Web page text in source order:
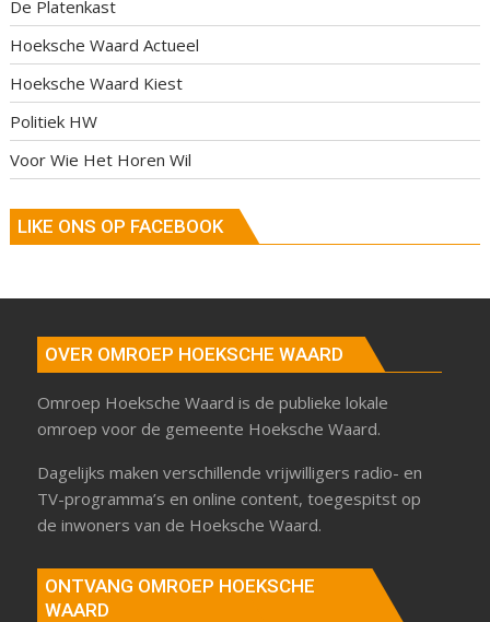
De Platenkast
Hoeksche Waard Actueel
Hoeksche Waard Kiest
Politiek HW
Voor Wie Het Horen Wil
LIKE ONS OP FACEBOOK
OVER OMROEP HOEKSCHE WAARD
Omroep Hoeksche Waard is de publieke lokale
omroep voor de gemeente Hoeksche Waard.
Dagelijks maken verschillende vrijwilligers radio- en
TV-programma’s en online content, toegespitst op
de inwoners van de Hoeksche Waard.
ONTVANG OMROEP HOEKSCHE
WAARD